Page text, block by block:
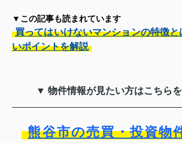
▼この記事も読まれています
買ってはいけないマンションの特徴
いポイントを解説
▼ 物件情報が見たい方はこちら
熊谷市の売買・投資物